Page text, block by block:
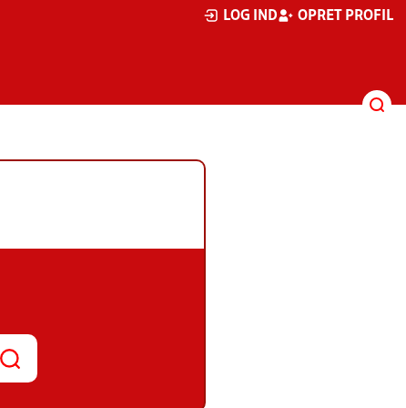
LOG IND OPRET PROFIL